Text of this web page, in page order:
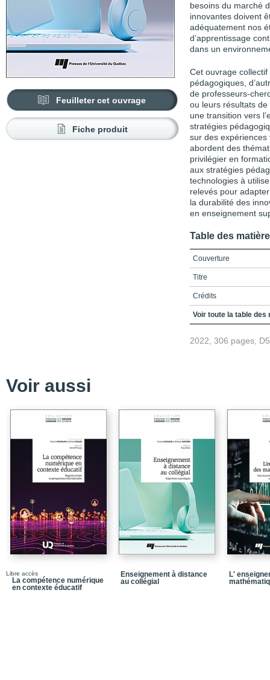
Feuilleter cet ouvrage
Fiche produit
besoins du marché
innovantes doivent
adéquatement nos
d’apprentissage
dans un
Cet ouvrage
pédagogiques,
de professeurs-
ou leurs résultats de
une transition vers
stratégies
sur des expériences
abordent des
privilégier en
aux stratégies
technologies à
relevés pour
la durabilité des
en enseignement
Table des
Couverture
Titre
Crédits
Remerciements
PARTIE A / Innover
Chapitre 2 / Le
contexte de mouvance
Chapitre 3 / La
POUR les enseignants
Chapitre 4 / Innover
pour l’apprentissage
Chapitre 5 / Des cours
Absolument !
distance
Voir toute la table des
2022, 306 pages,
Voir aussi
Libre accès
La compétence numérique
en contexte éducatif
Enseignement à distance
au collégial
L'